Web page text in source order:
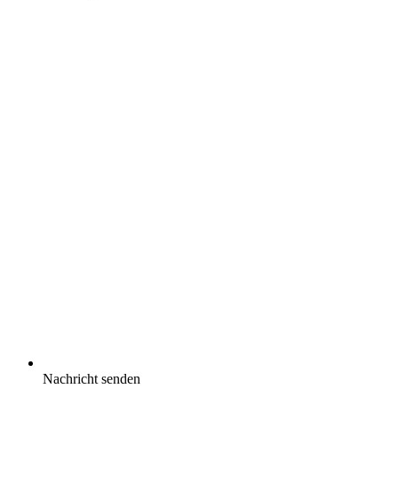
Nachricht senden